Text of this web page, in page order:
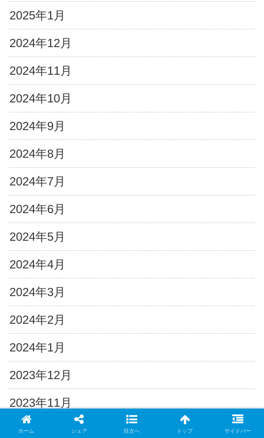
2025年1月
2024年12月
2024年11月
2024年10月
2024年9月
2024年8月
2024年7月
2024年6月
2024年5月
2024年4月
2024年3月
2024年2月
2024年1月
2023年12月
2023年11月
2023年10月
ホーム シェア 目次へ トップ サイドバー